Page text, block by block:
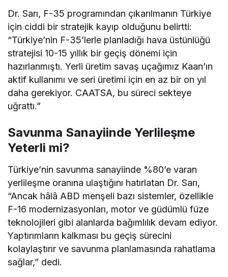
Dr. Sarı, F-35 programından çıkarılmanın Türkiye
için ciddi bir stratejik kayıp olduğunu belirtti:
“Türkiye’nin F-35’lerle planladığı hava üstünlüğü
stratejisi 10-15 yıllık bir geçiş dönemi için
hazırlanmıştı. Yerli üretim savaş uçağımız Kaan’ın
aktif kullanımı ve seri üretimi için en az bir on yıl
daha gerekiyor. CAATSA, bu süreci sekteye
uğrattı.”
Savunma Sanayiinde Yerlileşme
Yeterli mi?
Türkiye’nin savunma sanayiinde %80’e varan
yerlileşme oranına ulaştığını hatırlatan Dr. Sarı,
“Ancak hâlâ ABD menşeli bazı sistemler, özellikle
F-16 modernizasyonları, motor ve güdümlü füze
teknolojileri gibi alanlarda bağımlılık devam ediyor.
Yaptırımların kalkması bu geçiş sürecini
kolaylaştırır ve savunma planlamasında rahatlama
sağlar,” dedi.